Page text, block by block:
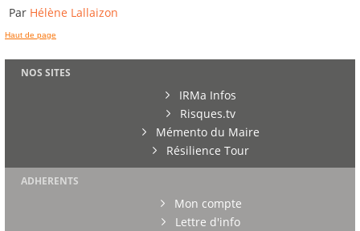
Par Hélène Lallaizon
Haut de page
NOS SITES
IRMa Infos
Risques.tv
Mémento du Maire
Résilience Tour
ADHERENTS
Mon compte
Lettre d'info